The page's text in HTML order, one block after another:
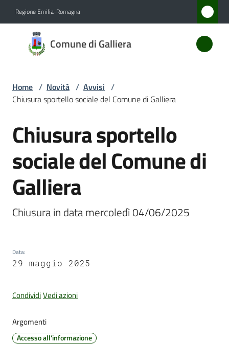
Regione Emilia-Romagna
Comune di Galliera
Comune
di
Novità
Servizi
Vivere
Galliera
Amministrazione
gli
argomenti...
Home / Novità / Avvisi /
Chiusura sportello sociale del Comune di Galliera
Salta al contenuto
Chiusura sportello
sociale del Comune di
Galliera
Chiusura in data mercoledì 04/06/2025
Data:
29 maggio 2025
CondividiVedi azioni
Argomenti
Accesso all'informazione